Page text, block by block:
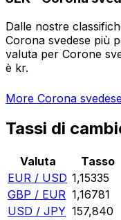
Dalle nostre
Corona svedese più
valuta per Corone
è kr.
More Corona
Tassi di
Valuta Tasso
EUR / USD 1,15335
GBP / EUR 1,16781
USD / JPY 157,840